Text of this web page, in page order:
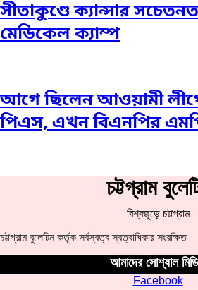
সীতাকুণ্ডে ক্যান্সার
মেডিকেল ক্যাম্প
আগে ছিলেন আওয়ামী
পিএস, এখন বিএনপির
চট্টগ্রাম
বিশ্বজুড়ে চট্টগ্রাম
চট্টগ্রাম বুলেটিন কর্তৃক সর্বস্বত্ব স্বত্বাধিকার সংরক্ষিত
আমাদের সোশ্যাল
Facebook